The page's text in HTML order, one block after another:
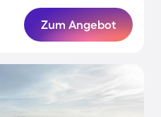
Zum Angebot